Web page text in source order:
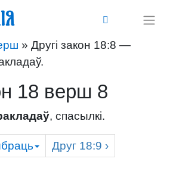
» Другі закон 18:8 —
18 верш 8
, спасылкі.
Друг 18:9 ›